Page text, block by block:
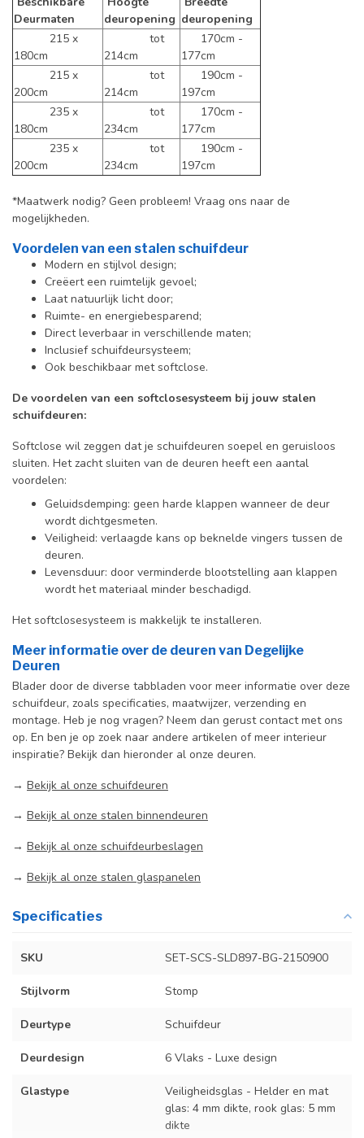
Deurmaten
deuropening deuropening
215 x
180cm
tot
214cm
170cm -
177cm
215 x
200cm
tot
214cm
190cm -
197cm
235 x
180cm
tot
234cm
170cm -
177cm
235 x
200cm
tot
234cm
190cm -
197cm
*Maatwerk nodig? Geen probleem! Vraag ons naar de
mogelijkheden.
Voordelen van een stalen schuifdeur
Modern en stijlvol design;
Creëert een ruimtelijk gevoel;
Laat natuurlijk licht door;
Ruimte- en energiebesparend;
Direct leverbaar in verschillende maten;
Inclusief schuifdeursysteem;
Ook beschikbaar met softclose.
De voordelen van een softclosesysteem bij jouw stalen
schuifdeuren:
Softclose wil zeggen dat je schuifdeuren soepel en geruisloos
sluiten. Het zacht sluiten van de deuren heeft een aantal
voordelen:
Geluidsdemping: geen harde klappen wanneer de deur
wordt dichtgesmeten.
Veiligheid: verlaagde kans op beknelde vingers tussen de
deuren.
Levensduur: door verminderde blootstelling aan klappen
wordt het materiaal minder beschadigd.
Het softclosesysteem is makkelijk te installeren.
Meer informatie over de deuren van Degelijke
Deuren
Blader door de diverse tabbladen voor meer informatie over deze
schuifdeur, zoals specificaties, maatwijzer, verzending en
montage. Heb je nog vragen? Neem dan gerust contact met ons
op. En ben je op zoek naar andere artikelen of meer interieur
inspiratie? Bekijk dan hieronder al onze deuren.
→ Bekijk al onze schuifdeuren
→ Bekijk al onze stalen binnendeuren
→ Bekijk al onze schuifdeurbeslagen
→ Bekijk al onze stalen glaspanelen
Specificaties
SKU SET-SCS-SLD897-BG-2150900
Stijlvorm Stomp
Deurtype Schuifdeur
Deurdesign 6 Vlaks - Luxe design
Glastype
Veiligheidsglas - Helder en mat
glas: 4 mm dikte, rook glas: 5 mm
dikte